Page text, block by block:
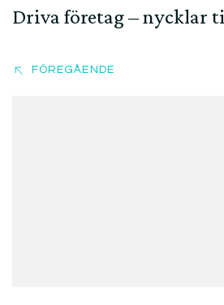
Driva företag – nycklar
FÖREGÅENDE